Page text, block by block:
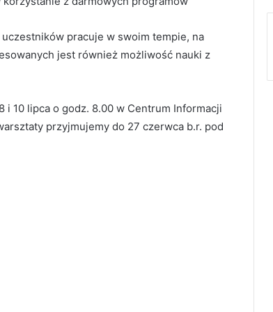
pracuje w swoim tempie, na
jest również możliwość nauki z
10 lipca o godz. 8.00 w Centrum Informacji
przyjmujemy do 27 czerwca b.r. pod